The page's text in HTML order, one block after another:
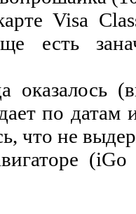
Visa
есть
оказалось(
по датам
, что не